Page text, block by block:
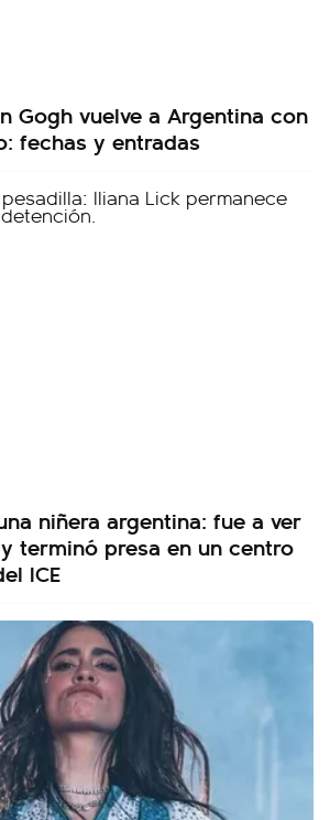
Gogh vuelve a Argentina con
fechas y entradas
niñera argentina: fue a ver
terminó presa en un centro
ICE